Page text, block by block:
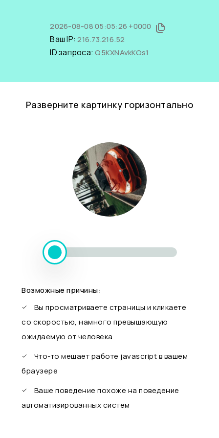
2026-08-08 05:05:26 +0000
Ваш IP:216.73.216.52
ID запроса:Q5KXNAvkKOs1
Разверните картинку горизонтально
Возможные причины:
Вы просматриваете страницы и кликаете
со скоростью, намного превышающую
ожидаемую от человека
Что-то мешает работе javascript в вашем
браузере
Ваше поведение похоже на поведение
автоматизированных систем